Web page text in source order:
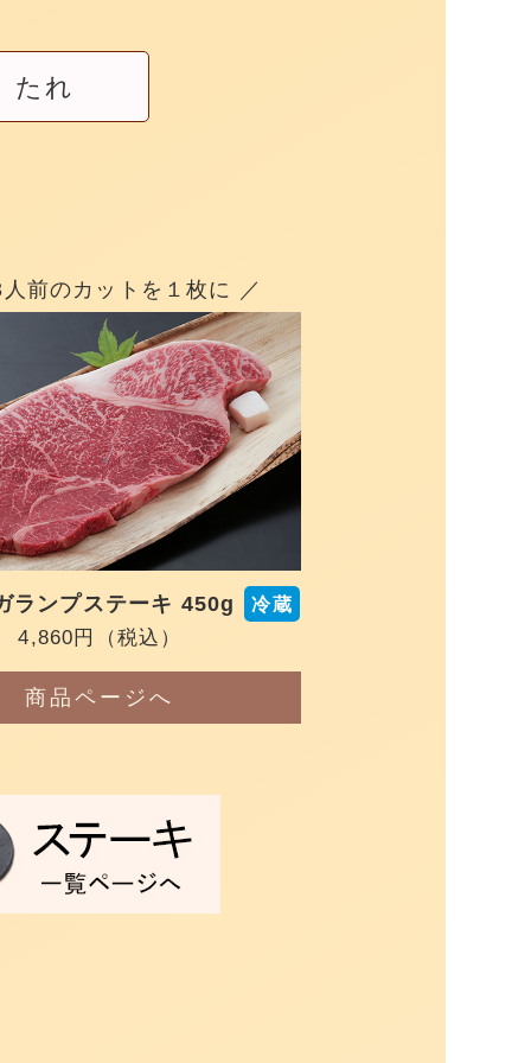
たれ
前のカットを１枚に ／
ランプステーキ 450g 冷蔵
4,860円 （税込）
商品ページへ